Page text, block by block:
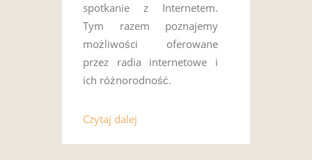
spotkanie z Internetem.
Tym razem poznajemy
możliwości oferowane
przez radia internetowe i
ich różnorodność.
Czytaj dalej